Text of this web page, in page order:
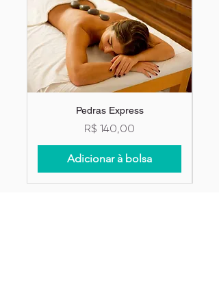
Pedras Express
Preço
R$ 140,00
Adicionar à bolsa